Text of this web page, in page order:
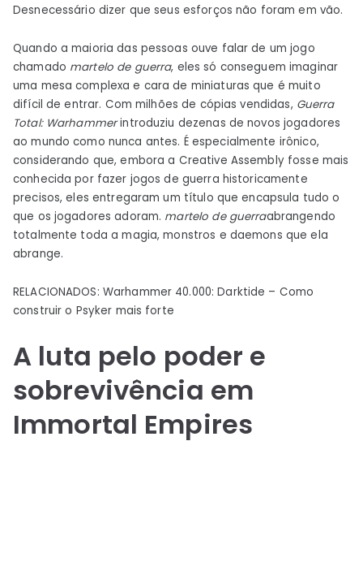
Desnecessário dizer que seus esforços não foram em vão.
Quando a maioria das pessoas ouve falar de um jogo
chamado martelo de guerra, eles só conseguem imaginar
uma mesa complexa e cara de miniaturas que é muito
difícil de entrar. Com milhões de cópias vendidas, Guerra
Total: Warhammerintroduziu dezenas de novos jogadores
ao mundo como nunca antes. É especialmente irônico,
considerando que, embora a Creative Assembly fosse mais
conhecida por fazer jogos de guerra historicamente
precisos, eles entregaram um título que encapsula tudo o
que os jogadores adoram. martelo de guerraabrangendo
totalmente toda a magia, monstros e daemons que ela
abrange.
RELACIONADOS: Warhammer 40.000: Darktide – Como
construir o Psyker mais forte
A luta pelo poder e
sobrevivência em
Immortal Empires